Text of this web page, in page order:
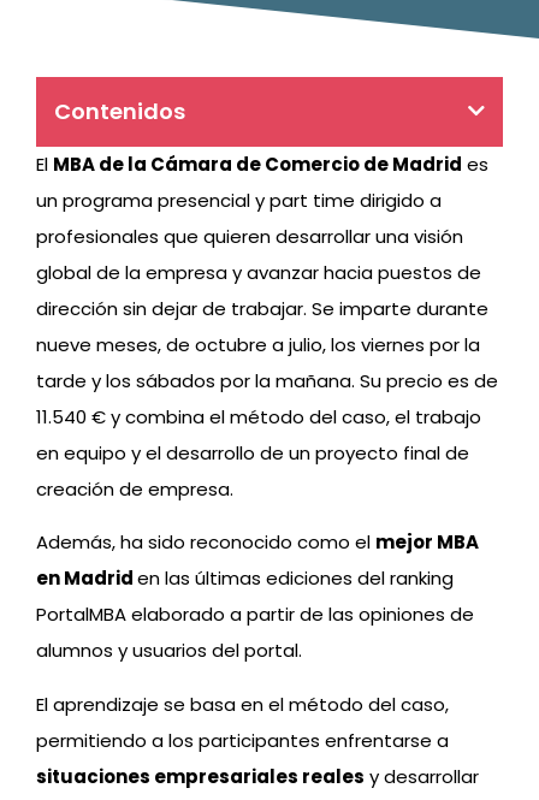
Contenidos
El MBA de la Cámara de Comercio de Madrid es
un programa presencial y part time dirigido a
profesionales que quieren desarrollar una visión
global de la empresa y avanzar hacia puestos de
dirección sin dejar de trabajar. Se imparte durante
nueve meses, de octubre a julio, los viernes por la
tarde y los sábados por la mañana. Su precio es de
11.540 € y combina el método del caso, el trabajo
en equipo y el desarrollo de un proyecto final de
creación de empresa.
Además, ha sido reconocido como el mejor MBA
en Madriden las últimas ediciones del ranking
PortalMBA elaborado a partir de las opiniones de
alumnos y usuarios del portal.
El aprendizaje se basa en el método del caso,
permitiendo a los participantes enfrentarse a
situaciones empresariales reales y desarrollar